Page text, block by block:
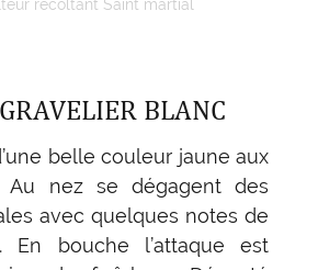
récoltant Saint martial
BLANC
belle couleur jaune aux
Au nez se dégagent des
avec quelques notes de
En bouche l’attaque est